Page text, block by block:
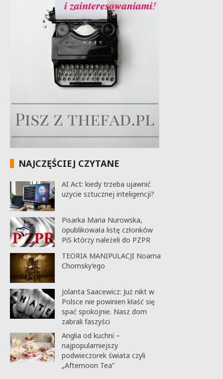
NAJCZĘŚCIEJ CZYTANE
AI Act: kiedy trzeba ujawnić
użycie sztucznej inteligencji?
Pisarka Maria Nurowska,
opublikowała listę członków
PiS którzy należeli do PZPR
TEORIA MANIPULACJI Noama
Chomsky’ego
Jolanta Saacewicz: Już nikt w
Polsce nie powinien kłaść się
spać spokojnie. Nasz dom
zabrali faszyści
Anglia od kuchni –
najpopularniejszy
podwieczorek świata czyli
„Afternoon Tea”